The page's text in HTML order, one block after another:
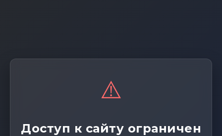
⚠️
Доступ к сайту ограничен